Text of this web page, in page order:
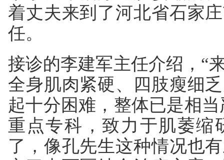
着丈夫来到了河北省石家
任。
接诊的李建军主任介绍，“
全身肌肉紧硬、四肢瘦细
起十分困难，整体已是相
重点专科，致力于肌萎缩
了，像孔先生这种情况也